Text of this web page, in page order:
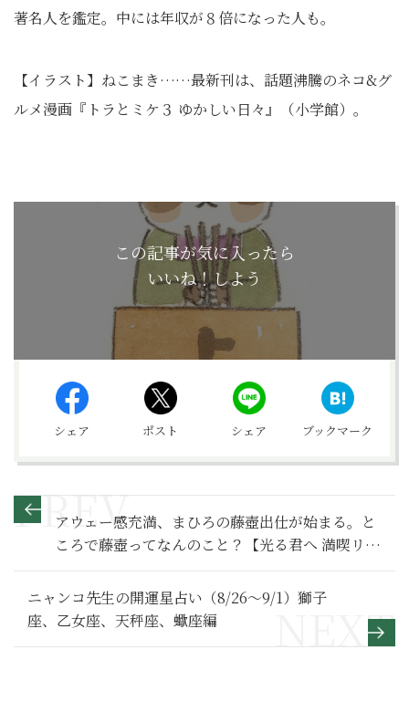
著名人を鑑定。中には年収が８倍になった人も。
【イラスト】ねこまき……最新刊は、話題沸騰のネコ&グ
ルメ漫画『トラとミケ３ ゆかしい日々』（小学館）。
この記事が気に入ったら
いいね！しよう
シェア ポスト シェア ブックマーク
アウェー感充満、まひろの藤壺出仕が始まる。と
ころで藤壺ってなんのこと？【光る君へ 満喫リポ
ート】まひろ出仕編
ニャンコ先生の開運星占い（8/26～9/1）獅子
座、乙女座、天秤座、蠍座編